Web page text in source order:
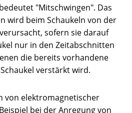
"Mitschwingen". Das
wird beim Schaukeln von der
sofern sie darauf
nur in den Zeitabschnitten
die bereits vorhandene
verstärkt wird.
von elektromagnetischer
bei der Anregung von